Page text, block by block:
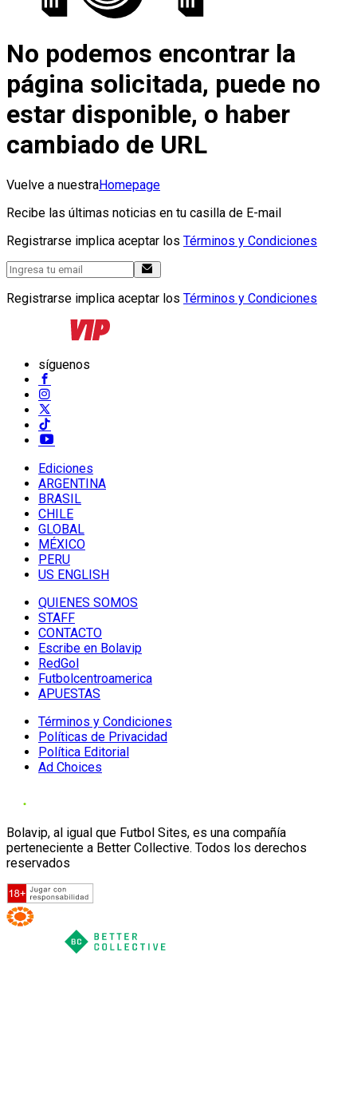
No podemos encontrar la
página solicitada, puede no
estar disponible, o haber
cambiado de URL
Vuelve a nuestraHomepage
Recibe las últimas noticias en tu casilla de E-mail
Registrarse implica aceptar los Términos y Condiciones
Registrarse implica aceptar los Términos y Condiciones
síguenos
Ediciones
ARGENTINA
BRASIL
CHILE
GLOBAL
MÉXICO
PERU
US ENGLISH
QUIENES SOMOS
STAFF
CONTACTO
Escribe en Bolavip
RedGol
Futbolcentroamerica
APUESTAS
Términos y Condiciones
Políticas de Privacidad
Política Editorial
Ad Choices
Bolavip, al igual que Futbol Sites, es una compañía
perteneciente a Better Collective. Todos los derechos
reservados